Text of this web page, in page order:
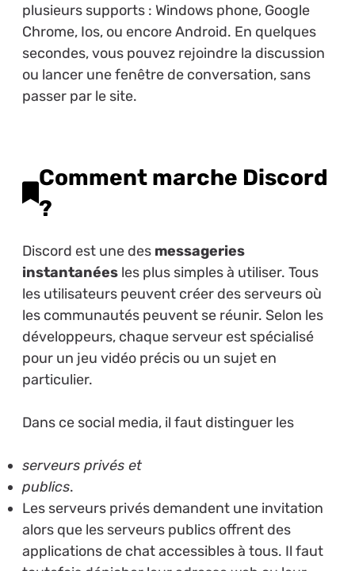
plusieurs supports : Windows phone, Google
Chrome, Ios, ou encore Android. En quelques
secondes, vous pouvez rejoindre la discussion
ou lancer une fenêtre de conversation, sans
passer par le site.
Comment marche Discord
?
Discord est une des messageries
instantanéesles plus simples à utiliser. Tous
les utilisateurs peuvent créer des serveurs où
les communautés peuvent se réunir. Selon les
développeurs, chaque serveur est spécialisé
pour un jeu vidéo précis ou un sujet en
particulier.
Dans ce social media, il faut distinguer les
serveurs privés et
publics.
Les serveurs privés demandent une invitation
alors que les serveurs publics offrent des
applications de chat accessibles à tous. Il faut